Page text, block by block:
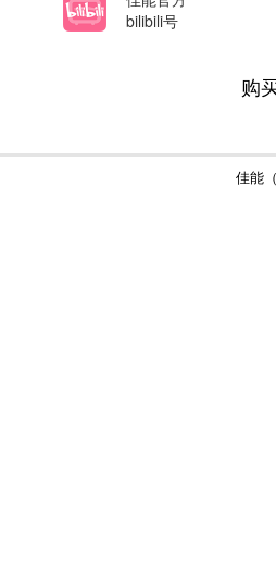
bilibili号
购
佳能